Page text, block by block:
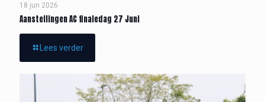
18 jun 2026
Aanstellingen AC finaledag 27 Juni
Lees verder